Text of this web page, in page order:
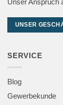
UNSER
SERVICE
Blog
Gewerbekunde